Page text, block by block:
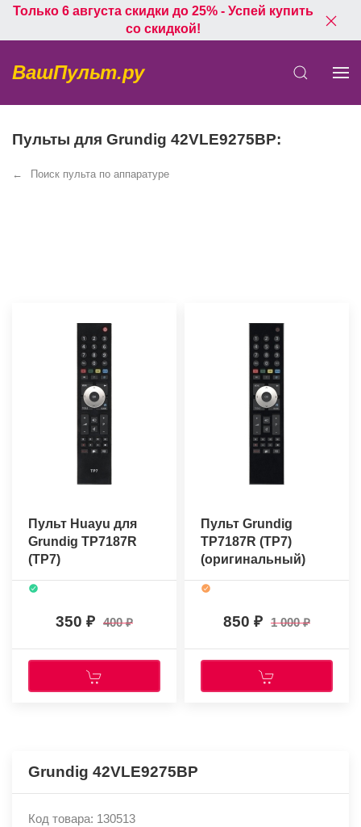
Только 6 августа скидки до 25% - Успей купить
со скидкой!
ВашПульт.ру
Пульты для Grundig 42VLE9275BP:
Поиск пульта по аппаратуре
Пульт Huayu для
Grundig TP7187R
(TP7)
350 400
Пульт Grundig
TP7187R (TP7)
(оригинальный)
850 1 000
Grundig 42VLE9275BP
Код товара: 130513